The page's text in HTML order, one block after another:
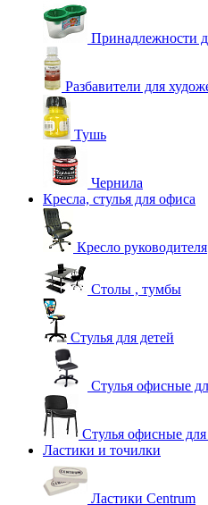
Принадлежности
Разбавители для
Тушь
Чернила
Кресла, стулья для офиса
Кресло руководителя
Столы , тумбы
Стулья для детей
Стулья офисные
Стулья офисные для
Ластики и точилки
Ластики Centrum